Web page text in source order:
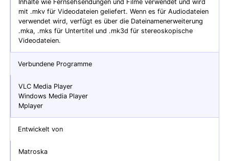
Inhalte wie Fernsehsendungen und Filme verwendet und wird
mit .mkv für Videodateien geliefert. Wenn es für Audiodateien
verwendet wird, verfügt es über die Dateinamenerweiterung
.mka, .mks für Untertitel und .mk3d für stereoskopische
Videodateien.
Verbundene Programme
VLC Media Player
Windows Media Player
Mplayer
Entwickelt von
Matroska